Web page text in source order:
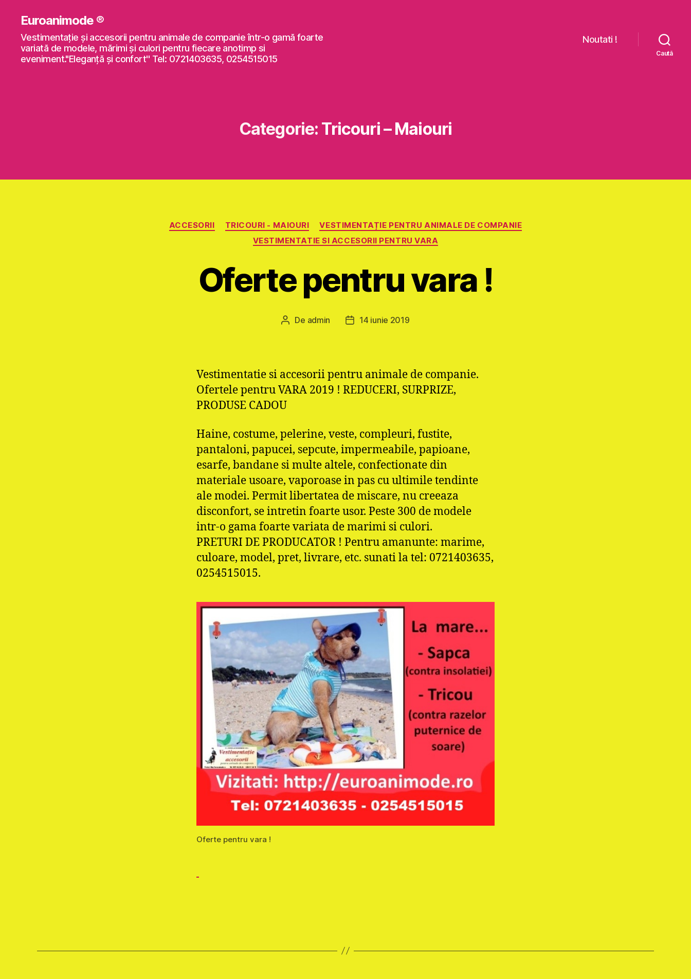
Euroanimode ®
Vestimentaţie şi accesorii pentru animale de companie într-o gamă foarte
variată de modele, mărimi şi culori pentru fiecare anotimp si
eveniment."Eleganță și confort'' Tel: 0721403635, 0254515015
Noutati !
Caută
Categorie: Tricouri – Maiouri
Categorii
ACCESORII TRICOURI - MAIOURI
VESTIMENTAȚIE PENTRU ANIMALE DE COMPANIE
VESTIMENTATIE SI ACCESORII PENTRU VARA
Oferte pentru vara !
Autor
De admin
Dată14 iunie 2019
Vestimentatie si accesorii pentru animale de companie.
Ofertele pentru VARA 2019 ! REDUCERI, SURPRIZE,
PRODUSE CADOU
Haine, costume, pelerine, veste, compleuri, fustite,
pantaloni, papucei, sepcute, impermeabile, papioane,
esarfe, bandane si multe altele, confectionate din
materiale usoare, vaporoase in pas cu ultimile tendinte
ale modei. Permit libertatea de miscare, nu creeaza
disconfort, se intretin foarte usor. Peste 300 de modele
intr-o gama foarte variata de marimi si culori.
PRETURI DE PRODUCATOR ! Pentru amanunte: marime,
culoare, model, pret, livrare, etc. sunati la tel: 0721403635,
0254515015.
Oferte pentru vara !